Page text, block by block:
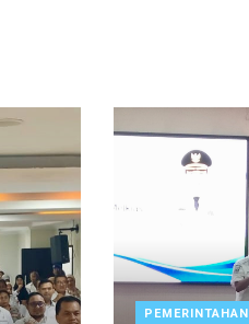
PEMERINTAHAN